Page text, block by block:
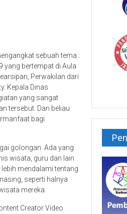
sebuah tema :
yang bertempat di Aula
Perwakilan dari
Kepala Dinas
yang sangat
tersebut. Dan beliau
bagi
golongan. Ada yang
wisata, guru dan lain
mendalami tentang
seperti halnya
mereka.
Creator Video